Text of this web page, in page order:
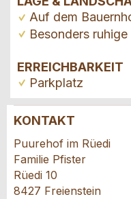
Auf dem
Besonders
ERREICHBARKEIT
Parkplatz
Anzeige
Ihr Feedback wird
Anzeige
Empfehlen Sie diese
KONTAKT
Puurehof im Rüedi
Familie Pfister
Rüedi 10
8427 Freienstein